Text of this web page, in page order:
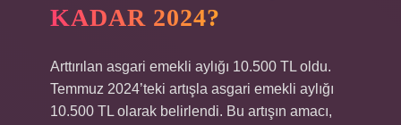
KADAR 2024?
Arttırılan asgari emekli aylığı 10.500 TL oldu.
Temmuz 2024’teki artışla asgari emekli aylığı
10.500 TL olarak belirlendi. Bu artışın amacı,